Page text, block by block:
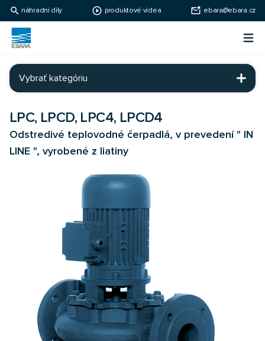
search náhradní díly play_circle_outline produktové videa mark_email_unread ebara@ebara.cz
Ebara Česko
Vybrať kategóriu
LPC, LPCD, LPC4, LPCD4
Odstredivé teplovodné čerpadlá, v prevedení " IN
LINE ", vyrobené z liatiny